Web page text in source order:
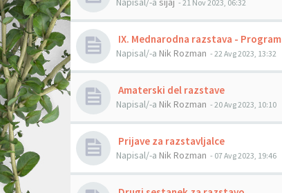
- 21 Nov 2023, 06:32
IX. Mednarodna razstava - Program
Napisal/-a Nik Rozman - 22 Avg 2023, 13:32
Amaterski del razstave
Napisal/-a Nik Rozman - 20 Avg 2023, 10:10
Prijave za razstavljalce
Napisal/-a Nik Rozman - 07 Avg 2023, 19:46